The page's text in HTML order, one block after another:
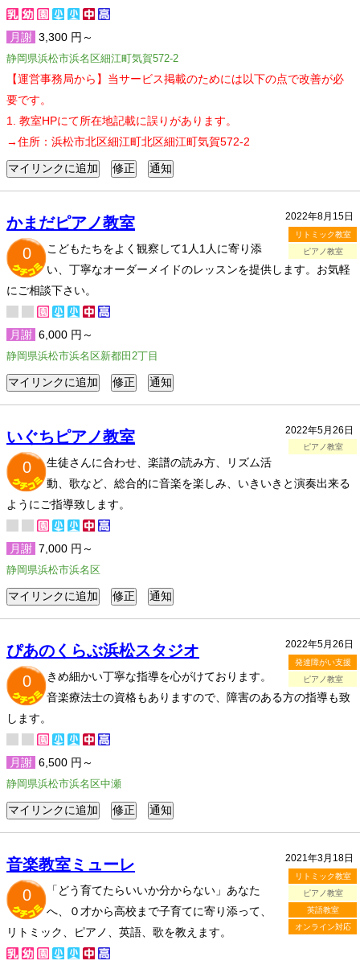
月謝 3,300 円～
静岡県浜松市浜名区細江町気賀572-2
【運営事務局から】当サービス掲載のためには以下の点で改善が必
要です。
1. 教室HPにて所在地記載に誤りがあります。
→住所：浜松市北区細江町北区細江町気賀572-2
2022年8月15日
リトミック教室
ピアノ教室
かまだピアノ教室
0
こどもたちをよく観察して1人1人に寄り添
い、丁寧なオーダーメイドのレッスンを提供します。お気軽
にご相談下さい。
月謝 6,000 円～
静岡県浜松市浜名区新都田2丁目
2022年5月26日
ピアノ教室
いぐちピアノ教室
0
生徒さんに合わせ、楽譜の読み方、リズム活
動、歌など、総合的に音楽を楽しみ、いきいきと演奏出来る
ようにご指導致します。
月謝 7,000 円～
静岡県浜松市浜名区
2022年5月26日
発達障がい支援
ピアノ教室
ぴあのくらぶ浜松スタジオ
0
きめ細かい丁寧な指導を心がけております。
音楽療法士の資格もありますので、障害のある方の指導も致
します。
月謝 6,500 円～
静岡県浜松市浜名区中瀬
2021年3月18日
リトミック教室
ピアノ教室
英語教室
オンライン対応
音楽教室ミューレ
0
「どう育てたらいいか分からない」あなた
へ、０才から高校まで子育てに寄り添って、
リトミック、ピアノ、英語、歌を教えます。